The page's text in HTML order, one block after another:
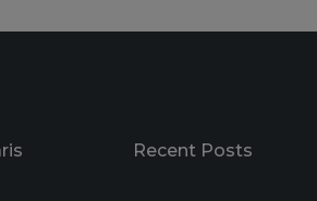
Recent Posts